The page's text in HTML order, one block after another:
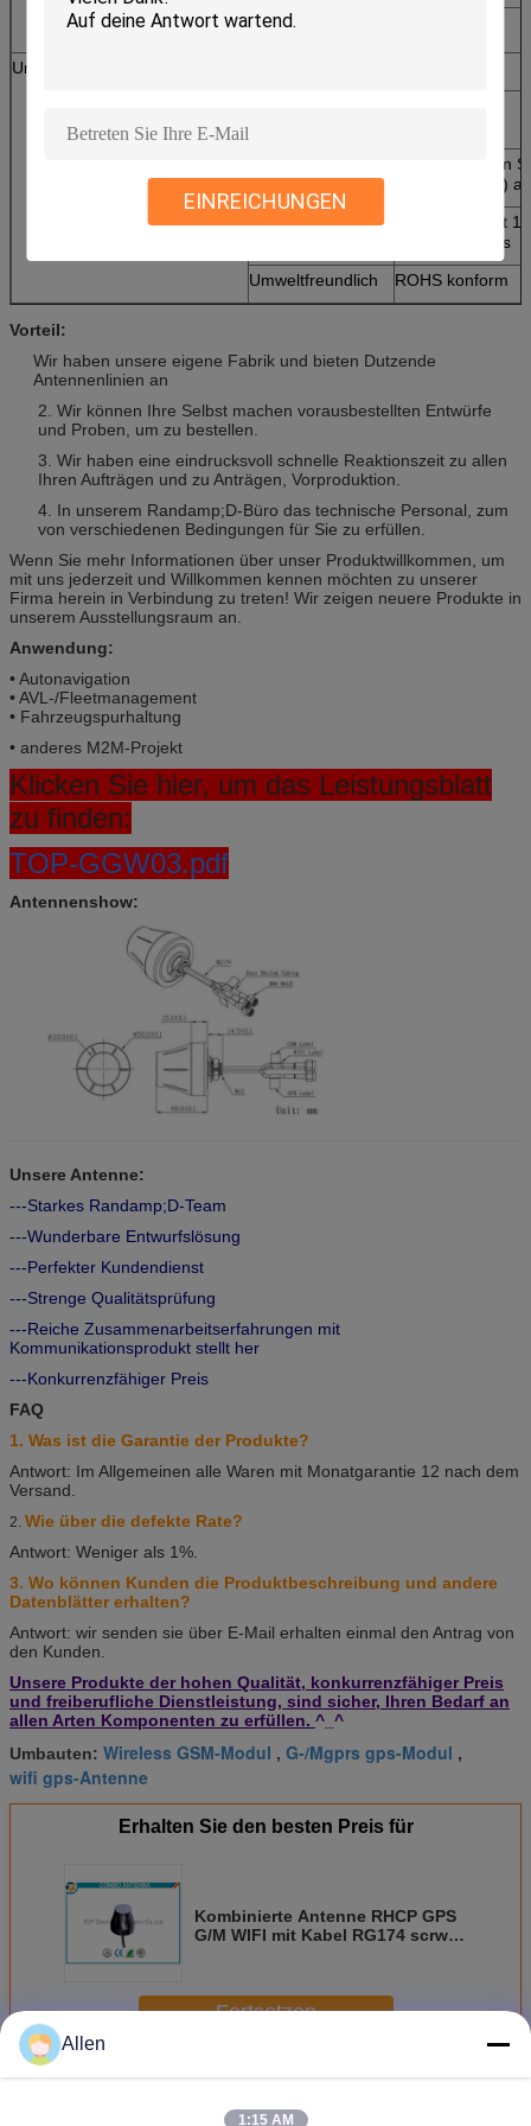
EINREICHUNGEN
Befestigungsart
Umweltsmäßig
IP67 (schließen
Kabelausgang)
Erschütterung
10 zu 55Hz mit
Umfang 2hours
Umweltfreundlich
ROHS konform
Vorteil:
Wir haben unsere eigene Fabrik und bieten Dutzende
Antennenlinien an
2. Wir können Ihre Selbst machen vorausbestellten Entwürfe
und Proben, um zu bestellen.
3. Wir haben eine eindrucksvoll schnelle Reaktionszeit zu allen
Ihren Aufträgen und zu Anträgen, Vorproduktion.
4. In unserem Randamp;D-Büro das technische Personal, zum
von verschiedenen Bedingungen für Sie zu erfüllen.
Wenn Sie mehr Informationen über unser Produktwillkommen, um
mit uns jederzeit und Willkommen kennen möchten zu unserer
Firma herein in Verbindung zu treten! Wir zeigen neuere Produkte in
unserem Ausstellungsraum an.
Anwendung:
• Autonavigation
• AVL-/Fleetmanagement
• Fahrzeugspurhaltung
• anderes M2M-Projekt
Klicken Sie hier, um das Leistungsblatt
zu finden:
TOP-GGW03.pdf
Antennenshow:
Unsere Antenne:
---Starkes Randamp;D-Team
---Wunderbare Entwurfslösung
---Perfekter Kundendienst
---Strenge Qualitätsprüfung
---Reiche Zusammenarbeitserfahrungen mit
Kommunikationsprodukt stellt her
---Konkurrenzfähiger Preis
FAQ
1. Was ist die Garantie der Produkte?
Antwort: Im Allgemeinen alle Waren mit Monatgarantie 12 nach dem
Versand.
2. Wie über die defekte Rate?
Antwort: Weniger als 1%.
3. Wo können Kunden die Produktbeschreibung und andere
Datenblätter erhalten?
Antwort: wir senden sie über E-Mail erhalten einmal den Antrag von
den Kunden.
Unsere Produkte der hohen Qualität, konkurrenzfähiger Preis
und freiberufliche Dienstleistung, sind sicher, Ihren Bedarf an
allen Arten Komponenten zu erfüllen. ^_^
Umbauten: Wireless GSM-Modul , G-/Mgprs gps-Modul ,
wifi gps-Antenne
Erhalten Sie den besten Preis für
Kombinierte Antenne RHCP GPS
G/M WIFI mit Kabel RG174 scrwe,
Fortsetzen
MehrKombinierte Antenne
Allen
1:15 AM